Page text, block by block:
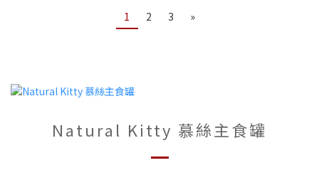
1 2 3 »
Natural Kitty 慕絲主食罐